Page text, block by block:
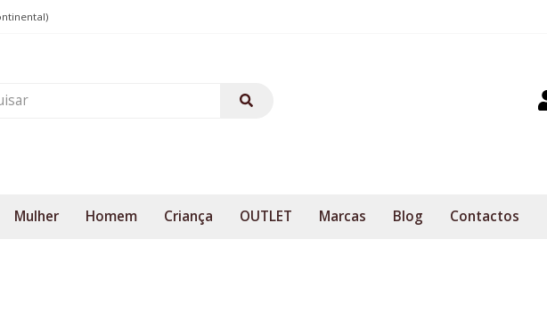
Mulher Homem Criança OUTLET Marcas Blog Contactos